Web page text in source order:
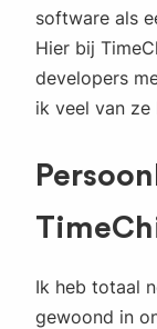
software als
Hier bij
developers
ik veel van ze
Ik heb totaal
gewoond in